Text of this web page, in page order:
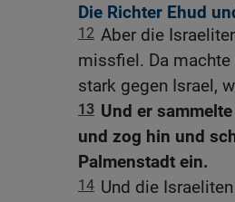
Die Richter Ehud
12 Aber die
missfiel. Da machte
stark gegen Israel,
13 Und er
und zog hin und
Palmenstadt ein.
14 Und die